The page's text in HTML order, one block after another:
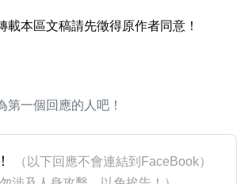
載本區文稿請先徵得原作者同意！
第一個回應的人吧！
（以下回應不會連結到FaceBook）